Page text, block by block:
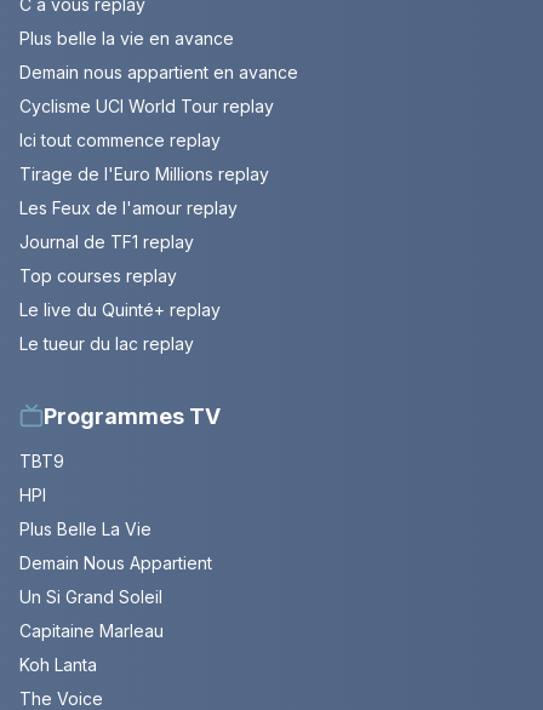
Plus belle la vie en avance
Demain nous appartient en avance
Cyclisme UCI World Tour replay
Ici tout commence replay
Tirage de l'Euro Millions replay
Les Feux de l'amour replay
Journal de TF1 replay
Top courses replay
Le live du Quinté+ replay
Le tueur du lac replay
Programmes TV
TBT9
HPI
Plus Belle La Vie
Demain Nous Appartient
Un Si Grand Soleil
Capitaine Marleau
Koh Lanta
The Voice